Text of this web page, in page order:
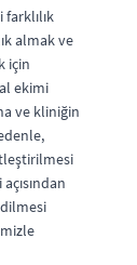
almak ve
için
ekimi
ve kliniğin